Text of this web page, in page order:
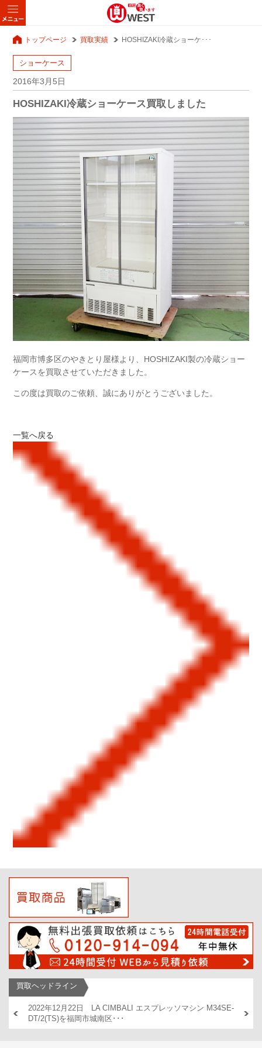
トップページ 買取実績 HOSHIZAKI冷蔵ショーケ･･･
ショーケース
2016年3月5日
HOSHIZAKI冷蔵ショーケース買取しました
福岡市博多区のやきとり屋様より、HOSHIZAKI製の冷蔵ショー
ケースを買取させていただきました。
この度は買取のご依頼、誠にありがとうございました。
一覧へ戻る
買取ヘッドライン
2022年12月22日 LA CIMBALI エスプレッソマシン M34SE-
DT/2(TS)を福岡市城南区･･･
を福